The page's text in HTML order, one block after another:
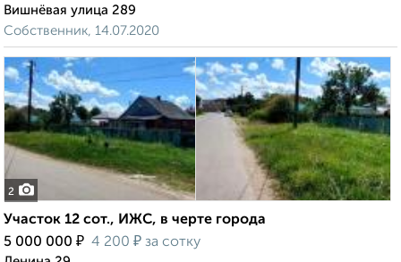
Вишнёвая улица 289
Собственник, 14.07.2020
2
Участок 12 сот., ИЖС, в черте города
5 000 000 ₽ 4 200 ₽ за сотку